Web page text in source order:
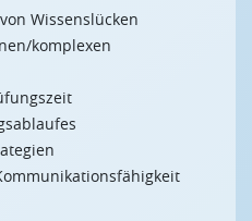
Wissenslücken
komplexen